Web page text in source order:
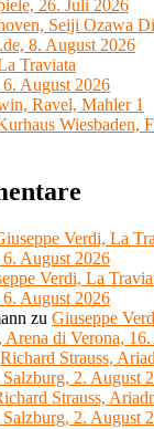
26. Juli 2026
Seiji Ozawa
8. August 2026
Traviata
August 2026
Ravel, Mahler 1
Wiesbaden,
Verdi, La
August 2026
Verdi, La
August 2026
zu Giuseppe
Arena di Verona,
Richard Strauss,
2. August
Strauss,
2. August